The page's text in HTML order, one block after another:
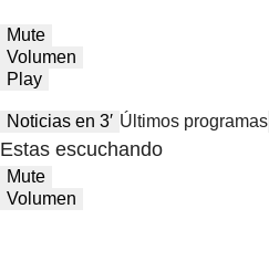
Mute
Volumen
Play
Noticias en 3′ Últimos programas
Estas escuchando
Mute
Volumen